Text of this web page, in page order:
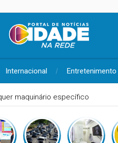
Internacional Entretenimento
confira o edital da edição de 2026